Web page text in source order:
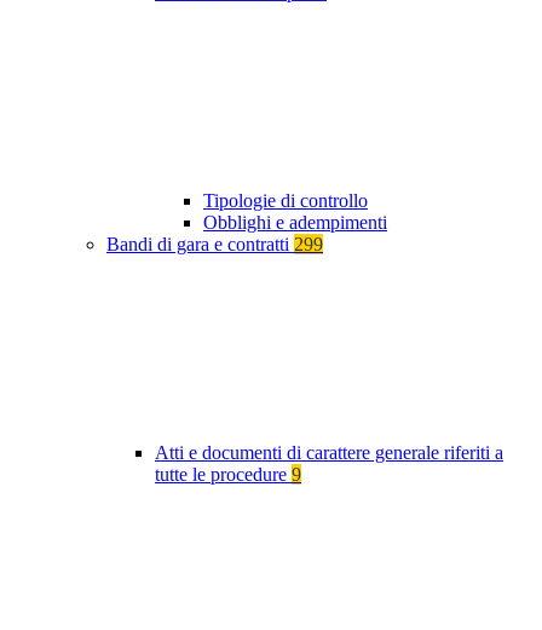
Tipologie di controllo
Obblighi e adempimenti
Bandi di gara e contratti 299
Atti e documenti di carattere generale riferiti a
tutte le procedure 9